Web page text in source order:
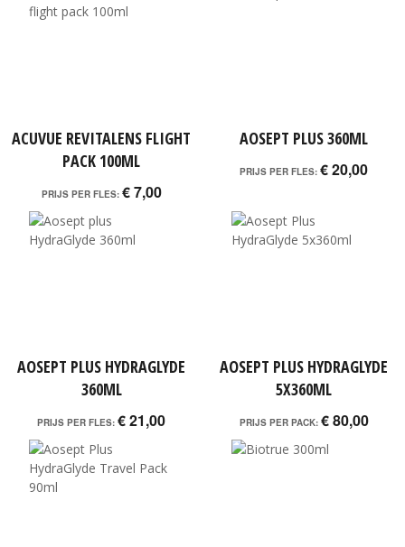
ACUVUE REVITALENS FLIGHT
PACK 100ML
PRIJS PER FLES: € 7,00
AOSEPT PLUS 360ML
PRIJS PER FLES: € 20,00
AOSEPT PLUS HYDRAGLYDE
360ML
PRIJS PER FLES: € 21,00
AOSEPT PLUS HYDRAGLYDE
5X360ML
PRIJS PER PACK: € 80,00